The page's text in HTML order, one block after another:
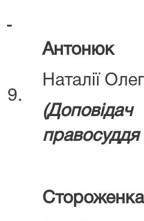
9.
Антонюк
Наталії
(Д
правосуддя
Стороженка